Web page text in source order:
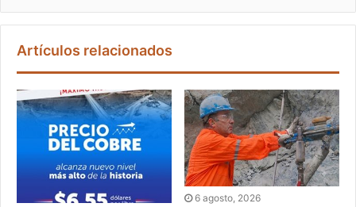
Artículos relacionados
6 agosto, 2026